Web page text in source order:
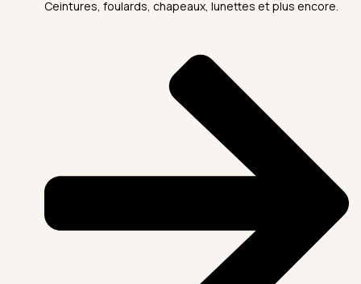
Ceintures, foulards, chapeaux, lunettes et plus encore.